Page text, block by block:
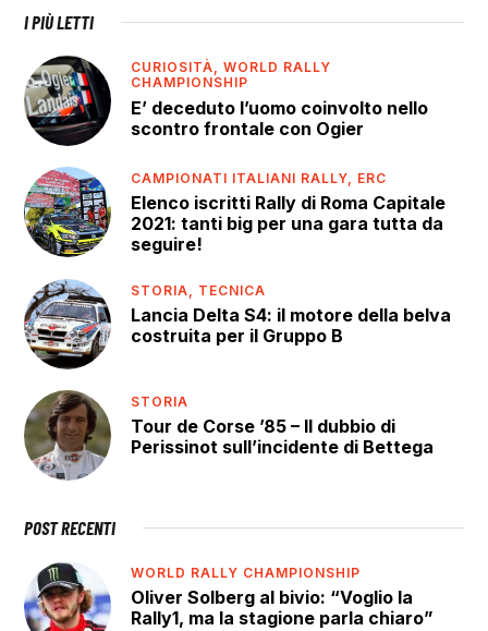
I PIÙ LETTI
CURIOSITÀ,WORLD RALLY
CHAMPIONSHIP
E’ deceduto l’uomo coinvolto nello
scontro frontale con Ogier
CAMPIONATI ITALIANI RALLY, ERC
Elenco iscritti Rally di Roma Capitale
2021: tanti big per una gara tutta da
seguire!
STORIA, TECNICA
Lancia Delta S4: il motore della belva
costruita per il Gruppo B
STORIA
Tour de Corse ’85 – Il dubbio di
Perissinot sull’incidente di Bettega
POST RECENTI
WORLD RALLY CHAMPIONSHIP
Oliver Solberg al bivio: “Voglio la
Rally1, ma la stagione parla chiaro”